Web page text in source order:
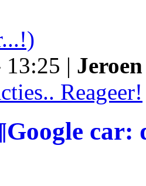
|
Reageer!
Google car: